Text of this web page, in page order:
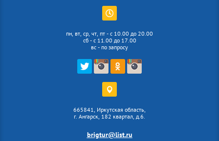
пн, вт, ср, чт, пт - с 10.00 до 20.00
сб - с 11.00 до 17.00
вс - по запросу
665841, Иркутская область,
г. Ангарск, 182 квартал, д.6.
brigtur@list.ru